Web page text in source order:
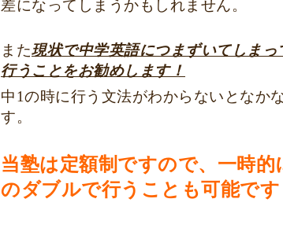
差になってしまうかもしれません。
また現状で中学英語につまずいてしま
行うことをお勧めします！
中1の時に行う文法がわからないとなか
す。
当塾は定額制ですので、一時
のダブルで行うことも可能です